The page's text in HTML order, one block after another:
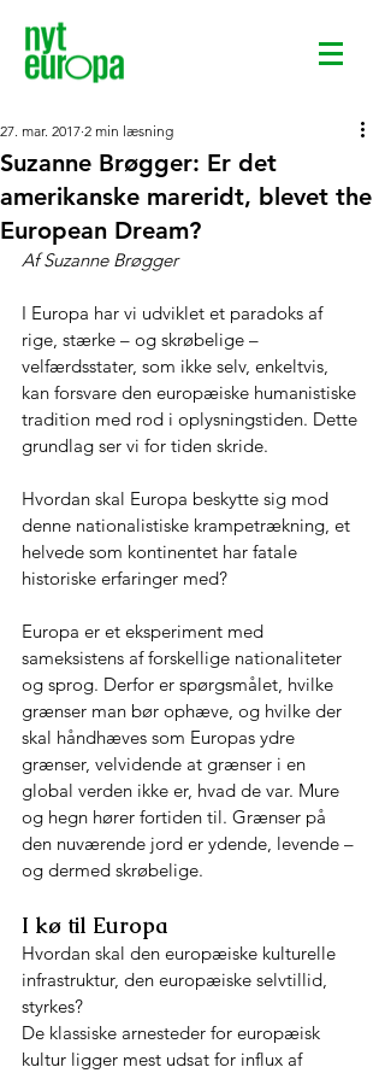
Suzanne Brøgger: Er det
amerikanske mareridt, blevet the
European Dream?
27. mar. 2017 2 min læsning
Af Suzanne Brøgger
I Europa har vi udviklet et paradoks af
rige, stærke – og skrøbelige –
velfærdsstater, som ikke selv, enkeltvis,
kan forsvare den europæiske humanistiske
tradition med rod i oplysningstiden. Dette
grundlag ser vi for tiden skride.
Hvordan skal Europa beskytte sig mod
denne nationalistiske krampetrækning, et
helvede som kontinentet har fatale
historiske erfaringer med?
Europa er et eksperiment med
sameksistens af forskellige nationaliteter
og sprog. Derfor er spørgsmålet, hvilke
grænser man bør ophæve, og hvilke der
skal håndhæves som Europas ydre
grænser, velvidende at grænser i en
global verden ikke er, hvad de var. Mure
og hegn hører fortiden til. Grænser på
den nuværende jord er ydende, levende –
og dermed skrøbelige.
I kø til Europa
Hvordan skal den europæiske kulturelle
infrastruktur, den europæiske selvtillid,
styrkes?
De klassiske arnesteder for europæisk
kultur ligger mest udsat for influx af